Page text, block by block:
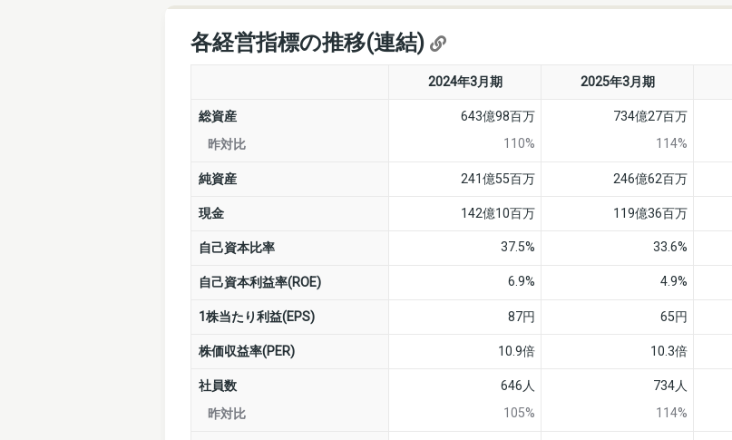
各経営指標の推移(連結)
2024年3月期 2025年3月期
総資産
昨対比
643億98百万
110%
734億27百万
114%
純資産 241億55百万 246億62百万
現金 142億10百万 119億36百万
自己資本比率 37.5% 33.6%
自己資本利益率(ROE) 6.9% 4.9%
1株当たり利益(EPS) 87円 65円
株価収益率(PER) 10.9倍 10.3倍
社員数
昨対比
646人
105%
734人
114%